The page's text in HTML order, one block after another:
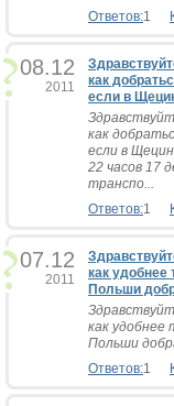
Ответов:1
08.12
2011
как
если в
как
если в
22 часов 17
транспо...
Ответов:1
07.12
2011
как удобнее
Польши
как удобнее
Польши
Ответов:1